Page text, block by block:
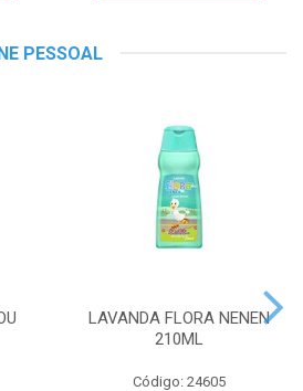
PESSOAL
LAVANDA FLORA NENEN
210ML
Código: 24605